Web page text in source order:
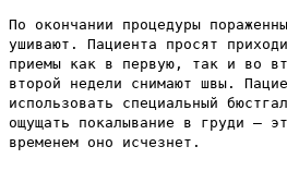
По окончании процедуры
ушивают. Пациента просят
приемы как в первую, так и во
второй недели снимают швы.
использовать специальный
ощущать покалывание в груди —
временем оно исчезнет.